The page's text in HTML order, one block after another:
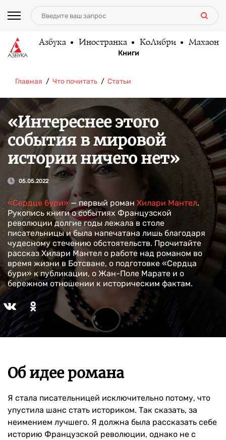
Азбука Иностранка КоЛибри Махаон
Книги
Главная Что почитать Статьи
«Интереснее этого
события в мировой
истории ничего нет»
05.05.2022
«Сердце бури»— первый роман Хилари Мантел.
Рукопись книги о событиях Французской
революции долгие годы лежала в столе
писательницы и была напечатана лишь благодаря
чудесному стечению обстоятельств. Прочитайте
рассказ Хилари Мантел о работе над романом во
время жизни в Ботсване, о подготовке «Сердца
бури» к публикации, о Жан-Поле Марате и о
бережном отношении к историческим фактам.
Об идее романа
Я стала писательницей исключительно потому, что
упустила шанс стать историком. Так сказать, за
неимением лучшего. Я должна была рассказать себе
историю Французской революции, однако не с